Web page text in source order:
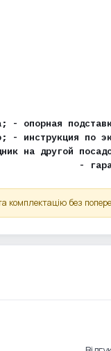
- опорная
- инструкция по
на другой
-
комплектацію без